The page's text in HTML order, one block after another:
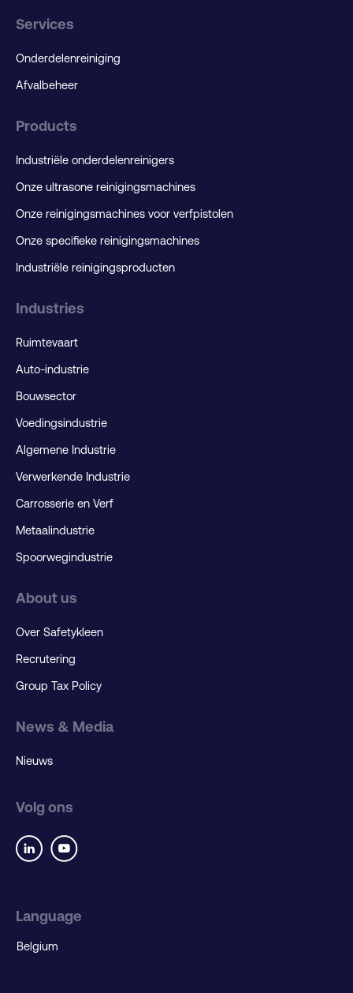
Services
Onderdelenreiniging
Afvalbeheer
Products
Industriële onderdelenreinigers
Onze ultrasone reinigingsmachines
Onze reinigingsmachines voor verfpistolen
Onze specifieke reinigingsmachines
Industriële reinigingsproducten
Industries
Ruimtevaart
Auto-industrie
Bouwsector
Voedingsindustrie
Algemene Industrie
Verwerkende Industrie
Carrosserie en Verf
Metaalindustrie
Spoorwegindustrie
About us
Over Safetykleen
Recrutering
Group Tax Policy
News & Media
Nieuws
Volg ons
Language